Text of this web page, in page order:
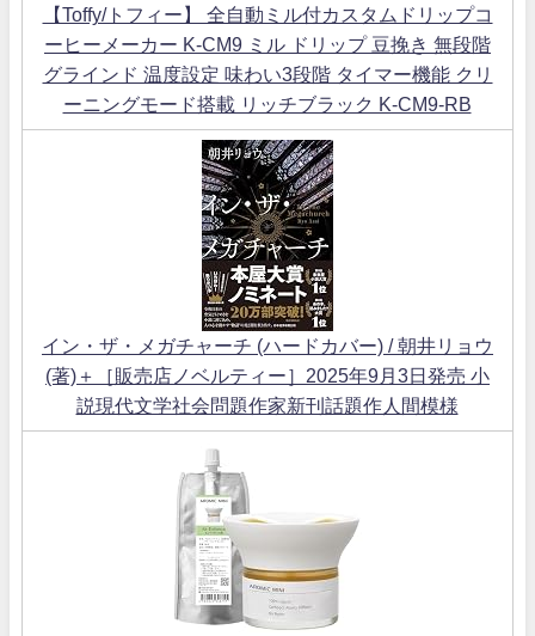
【Toffy/トフィー】 全自動ミル付カスタムドリップコ
ーヒーメーカー K-CM9 ミル ドリップ 豆挽き 無段階
グラインド 温度設定 味わい3段階 タイマー機能 クリ
ーニングモード搭載 リッチブラック K-CM9-RB
イン・ザ・メガチャーチ (ハードカバー) / 朝井リョウ
(著)＋［販売店ノベルティー］2025年9月3日発売 小
説現代文学社会問題作家新刊話題作人間模様